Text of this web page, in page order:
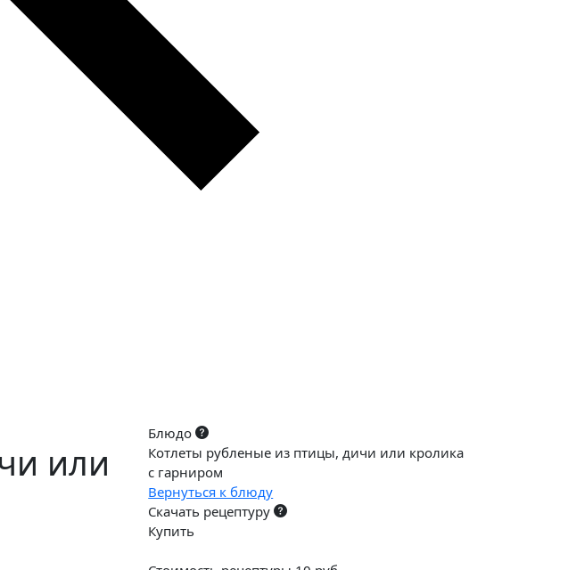
Блюдо
Котлеты рубленые из птицы, дичи или кролика
с гарниром
Вернуться к блюду
Скачать рецептуру
Купить
или